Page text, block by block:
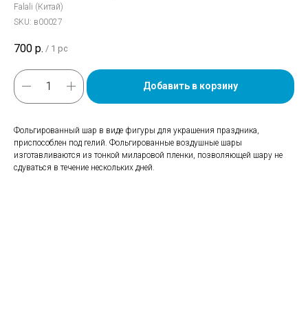
Falali (Китай)
SKU: в00027
700 р. / 1 pc
Добавить в корзину
Фольгированный шар в виде фигуры для украшения праздника,
приспособлен под гелий. Фольгированные воздушные шары
изготавливаются из тонкой миларовой пленки, позволяющей шару не
сдуваться в течение нескольких дней.